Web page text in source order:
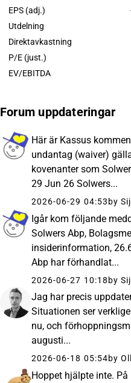
EPS (adj.)
Utdelning
Direktavkastning
P/E (just.)
EV/EBITDA
Forum uppdateringar
Här är Kassus
undantag (waiver)
kovenanter som
29 Jun 26 Solwers...
2026-06-29 04:53 by
Igår kom följande
Solwers Abp,
insiderinformation,
Abp har förhandlat...
2026-06-27 10:18 by
Jag har precis
Situationen ser
nu, och
augusti...
2026-06-18 05:54by
Hoppet hjälpte inte.